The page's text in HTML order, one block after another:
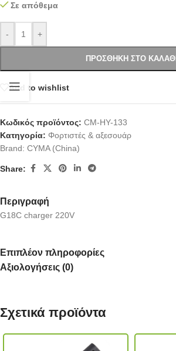
Σε απόθεμα
- +
ΠΡΟΣΘΉΚΗ ΣΤΟ ΚΑΛΆΘΙ
Add to wishlist
Κωδικός προϊόντος: CM-HY-133
Κατηγορία: Φορτιστές & αξεσουάρ
Brand: CYMA (China)
Share:
Περιγραφή
G18C charger 220V
Επιπλέον πληροφορίες
Αξιολογήσεις (0)
Σχετικά προϊόντα